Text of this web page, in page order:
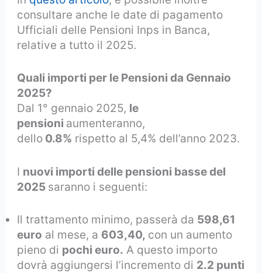
consultare anche le date di pagamento
Ufficiali delle Pensioni Inps in Banca,
relative a tutto il 2025.
Quali importi per le Pensioni da Gennaio
2025?
Dal 1° gennaio 2025, le
pensioni aumenteranno,
dello 0.8% rispetto al 5,4% dell’anno 2023.
I nuovi importi delle pensioni basse del
2025 saranno i seguenti:
Il trattamento minimo, passerà da 598,61
euro al mese, a 603,40, con un aumento
pieno di pochi euro. A questo importo
dovrà aggiungersi l’incremento di 2.2 punti